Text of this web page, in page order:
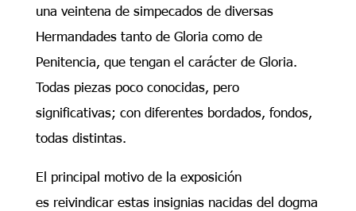
una veintena de simpecados de diversas
Hermandades tanto de Gloria como de
Penitencia, que tengan el carácter de Gloria.
Todas piezas poco conocidas, pero
significativas; con diferentes bordados, fondos,
todas distintas.
El principal motivo de la exposición
es reivindicar estas insignias nacidas del dogma